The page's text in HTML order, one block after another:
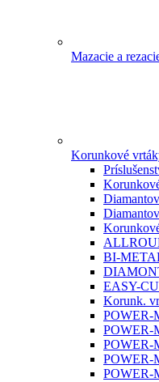
Mazacie a
Korunkové
BI-
EASY-
Korunk.
POWER-
POWER-